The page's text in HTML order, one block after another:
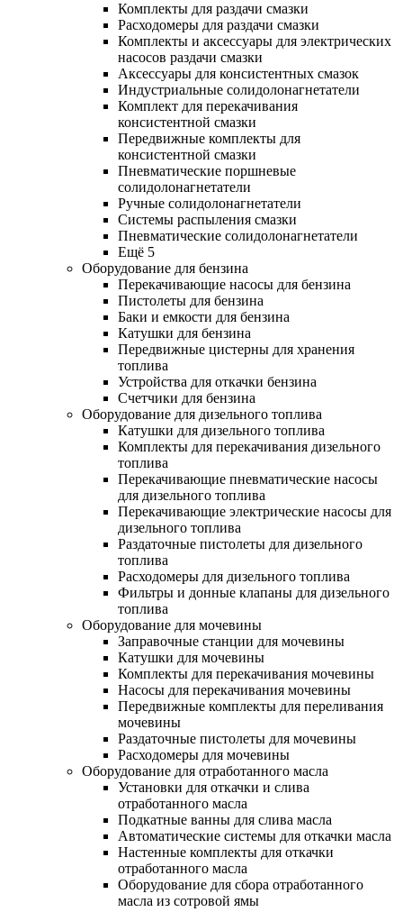
Комплекты для раздачи смазки
Расходомеры для раздачи смазки
Комплекты и аксессуары для электрических
насосов раздачи смазки
Аксессуары для консистентных смазок
Индустриальные солидолонагнетатели
Комплект для перекачивания
консистентной смазки
Передвижные комплекты для
консистентной смазки
Пневматические поршневые
солидолонагнетатели
Ручные солидолонагнетатели
Системы распыления смазки
Пневматические солидолонагнетатели
Ещё 5
Оборудование для бензина
Перекачивающие насосы для бензина
Пистолеты для бензина
Баки и емкости для бензина
Катушки для бензина
Передвижные цистерны для хранения
топлива
Устройства для откачки бензина
Счетчики для бензина
Оборудование для дизельного топлива
Катушки для дизельного топлива
Комплекты для перекачивания дизельного
топлива
Перекачивающие пневматические насосы
для дизельного топлива
Перекачивающие электрические насосы для
дизельного топлива
Раздаточные пистолеты для дизельного
топлива
Расходомеры для дизельного топлива
Фильтры и донные клапаны для дизельного
топлива
Оборудование для мочевины
Заправочные станции для мочевины
Катушки для мочевины
Комплекты для перекачивания мочевины
Насосы для перекачивания мочевины
Передвижные комплекты для переливания
мочевины
Раздаточные пистолеты для мочевины
Расходомеры для мочевины
Оборудование для отработанного масла
Установки для откачки и слива
отработанного масла
Подкатные ванны для слива масла
Автоматические системы для откачки масла
Настенные комплекты для откачки
отработанного масла
Оборудование для сбора отработанного
масла из сотровой ямы